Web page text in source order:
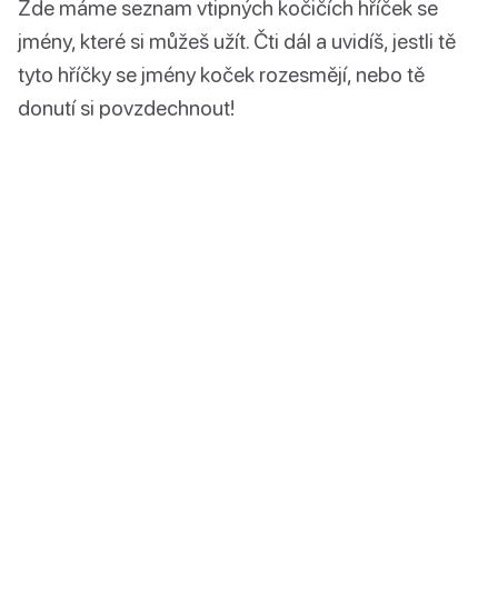
Zde máme seznam vtipných kočičích hříček se
jmény, které si můžeš užít. Čti dál a uvidíš, jestli tě
tyto hříčky se jmény koček rozesmějí, nebo tě
donutí si povzdechnout!